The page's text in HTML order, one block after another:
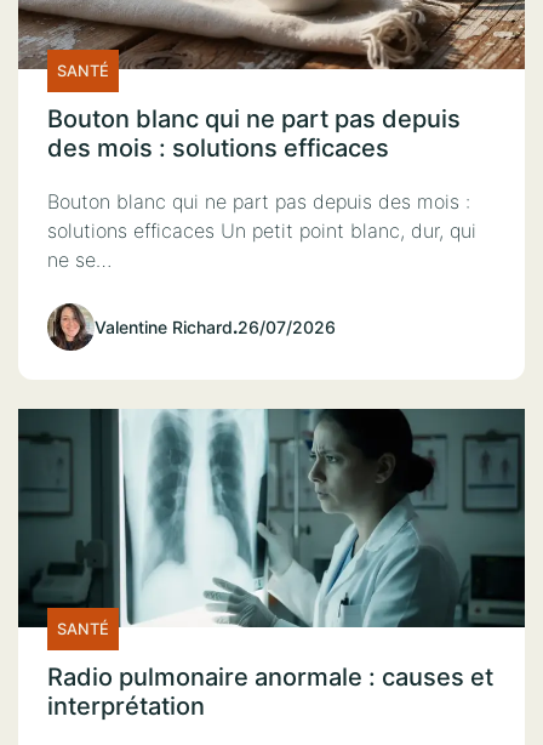
SANTÉ
Bouton blanc qui ne part pas depuis
des mois : solutions efficaces
Bouton blanc qui ne part pas depuis des mois :
solutions efficaces Un petit point blanc, dur, qui
ne se…
Valentine Richard.26/07/2026
SANTÉ
Radio pulmonaire anormale : causes et
interprétation